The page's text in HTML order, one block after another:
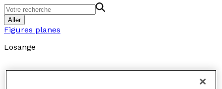
Aller
Figures planes
Losange